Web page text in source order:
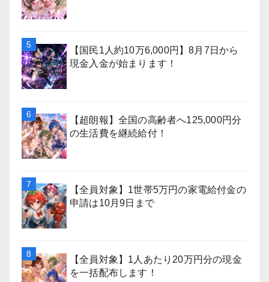
【国民1人約10万6,000円】8月7日から
現金入金が始まります！
【超朗報】全国の高齢者へ125,000円分
の生活費を継続給付！
【全員対象】1世帯5万円の家電給付金の
申請は10月9日まで
【全員対象】1人あたり20万円分の現金
を一括配布します！